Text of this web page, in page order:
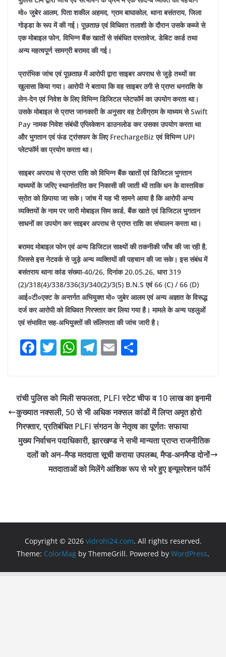
मो० जुबेर आलम, पिता शकील अहमद, ग्राम बाघाकोल, थाना बसंतराय, जिला
गोड्डा के रूप में की गई। पूछताछ एवं विधिवत तलाशी के दौरान उसके कब्जे से
एक मोबाइल फोन, विभिन्न बैंक खातों से संबंधित दस्तावेज, डेबिट कार्ड तथा
अन्य महत्वपूर्ण सामग्री बरामद की गई।
प्रारंभिक जांच एवं पूछताछ में आरोपी द्वारा साइबर अपराध से जुड़े तथ्यों का
खुलासा किया गया। आरोपी ने बताया कि वह साइबर ठगी से प्राप्त धनराशि के
लेन-देन एवं निवेश के लिए विभिन्न डिजिटल प्लेटफॉर्म का उपयोग करता था।
उसके मोबाइल से प्राप्त जानकारी के अनुसार वह टेलीग्राम के माध्यम से Swift
Pay नामक निवेश संबंधी एप्लिकेशन डाउनलोड कर उसका उपयोग करता था
और भुगतान एवं फंड ट्रांसफर के लिए FrechargeBiz एवं विभिन्न UPI
प्लेटफॉर्म का प्रयोग करता था।
साइबर अपराध से प्राप्त राशि को विभिन्न बैंक खातों एवं डिजिटल भुगतान
माध्यमों के जरिए स्थानांतरित कर निकासी की जाती थी ताकि धन के वास्तविक
स्रोत को छिपाया जा सके। जांच में यह भी सामने आया है कि आरोपी अन्य
व्यक्तियों के नाम पर जारी मोबाइल सिम कार्ड, बैंक खाते एवं डिजिटल भुगतान
साधनों का उपयोग कर साइबर अपराध से प्राप्त राशि का संचालन करता था।
बरामद मोबाइल फोन एवं अन्य डिजिटल साक्ष्यों की तकनीकी जाँच की जा रही है,
जिससे इस नेटवर्क से जुड़े अन्य व्यक्तियों की पहचान की जा सके। इस संबंध में
बसंतराय थाना कांड संख्या-40/26, दिनांक 20.05.26, धारा 319
(2)/318(4)/338/336(3)/340(2)/3(5) B.N.S एवं 66 (C) / 66 (D)
आई०टी०एक्ट के अन्तर्गत अभियुक्त मो० जुबेर आलम एवं अन्य अज्ञात के विरूद्ध
दर्ज कर आरोपी को विधिवत गिरफ्तार कर लिया गया है। मामले के अन्य पहलुओं
एवं संभावित सह-अभियुक्तों की संलिप्तता की जांच जारी है।
F
e
b
o
o
k
T
er
W
s
A
p
p
T
gr
a
m
E
l e
रांची पुलिस को मिली सफलता, PLFI स्टेट चीफ व 10 लाख का इनामी
कुख्यात नक्सली, 50 से भी अधिक नक्सल कांडों में लिप्त अमृत होरो
गिरफ्तार, प्रतिबंधित PLFI संगठन के नेतृत्व का पूर्णतः सफाया
मुख्य निर्वाचन पदाधिकारी, झारखण्ड ने सभी मान्यता प्राप्त राजनीतिक
दलों को अन–मैप्ड मतदाता सूची कराया उपलब्ध, मैप्ड-अनमैप्ड दोनों
मतदाताओं को मिलेंगे आंशिक रूप से भरे हुए इन्यूमरेशन फॉर्म
Copyright © 2026 vidrohi24.com. All rights reserved.
Theme: ColorMag by ThemeGrill. Powered by WordPress.